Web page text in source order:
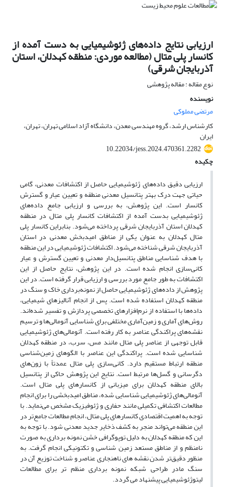
ارزیابی نتایج داده‌‍‌های ژئوشیمیایی به دست آمده از
کانسار پلی متال (مطالعه موردی: منطقه کهدلان، استان
آذربایجان شرقی)
نوع مقاله : مقاله پژوهشی
نویسنده
مرتضی مملوکی
کارشناس ارشد، گروه مهندسی معدن، دانشگاه آزاد اسلامی تهران، تهران،
ایران
10.22034/jess.2024.470361.2282
چکیده
ارزیابی دقیق داده‌های ژئوشیمیایی حاصل از اکتشافات معدنی، گامی
حیاتی جهت درک بهتر پتانسیل معدنی منطقه و تعیین عیار و گسترش
کانسار است. این پژوهش، به بررسی و ارزیابی جامع داده‌های
ژئوشیمیایی بدست آمده از اکتشافات کانسار پلی متال در منطقه
کهدلان استان آذربایجان شرقی پرداخته می‌شود. بنابراین کانسار پلی
متال کهدلان به عنوان یکی از مناطق امیدبخش معدنی در استان
آذربایجان شرقی شناخته می‌شود. اکتشافات ژئوشیمیایی در این منطقه
با هدف شناسایی مناطق پتانسیل‌دار معدنی و تعیین گسترش و عیار
کانی‌سازی انجام شده است. در این پژوهش، نتایج حاصل از این
اکتشافات به طور جامع مورد بررسی و ارزیابی قرار گرفته است. در این
پژوهش از داده‌های ژئوشیمیایی حاصل از نمونه‌برداری خاک و سنگ در
منطقه کهدلان استفاده شده است. پس از انجام آنالیزهای شیمیایی،
داده‌ها با استفاده از نرم‌افزارهای تخصصی پردازش و تفسیر شده‌اند.
روش‌های آماری و زمین‌آماری مختلفی برای شناسایی آنومالی‌ها و ترسیم
نقشه‌های پراکندگی عناصر به کار رفته است. آنومالی‌های ژئوشیمیایی
قابل توجهی از عناصر پلی متال مانند مس، سرب، در منطقه کهدلان
شناسایی شده است. پراکندگی این عناصر با الگوهای زمین‌شناسی
منطقه ارتباط مستقیم دارد. کانی‌سازی پلی متال عمدتاً با زون‌های
دگرسانی و گسل‌ها مرتبط است. نتایج این پژوهش حاکی از پتانسیل
بالای منطقه کهدلان برای میزبانی از کانسارهای پلی متال است.
آنومالی‌های ژئوشیمیایی شناسایی شده، مناطق امیدبخشی را برای انجام
مطالعات اکتشافی تکمیلی مانند حفاری و ژئوفیزیک مشخص می‌نماید. با
توجه به اهمیت اقتصادی کانسارهای پلی متال، انجام مطالعات جامع‌تر در
این منطقه می‌تواند منجر به کشف ذخایر جدید معدنی شود. با توجه به
این که منطقه کهدلان به دلیل توپوگرافی خشن نمونه برداری به صورت
نامنظم و از مناطق مستعد زمین شناسی و تکتونیکی انجام گرفت. به
منظور دقیق‌تر شدن نقشه های ناهنجاری عناصر و شناخت توزیع آن در
سنگ مادر طراحی شبکه نمونه برداری منظم تر برای مطالعات
لیتوژئوشیمیایی پیشنهاد می گردد.